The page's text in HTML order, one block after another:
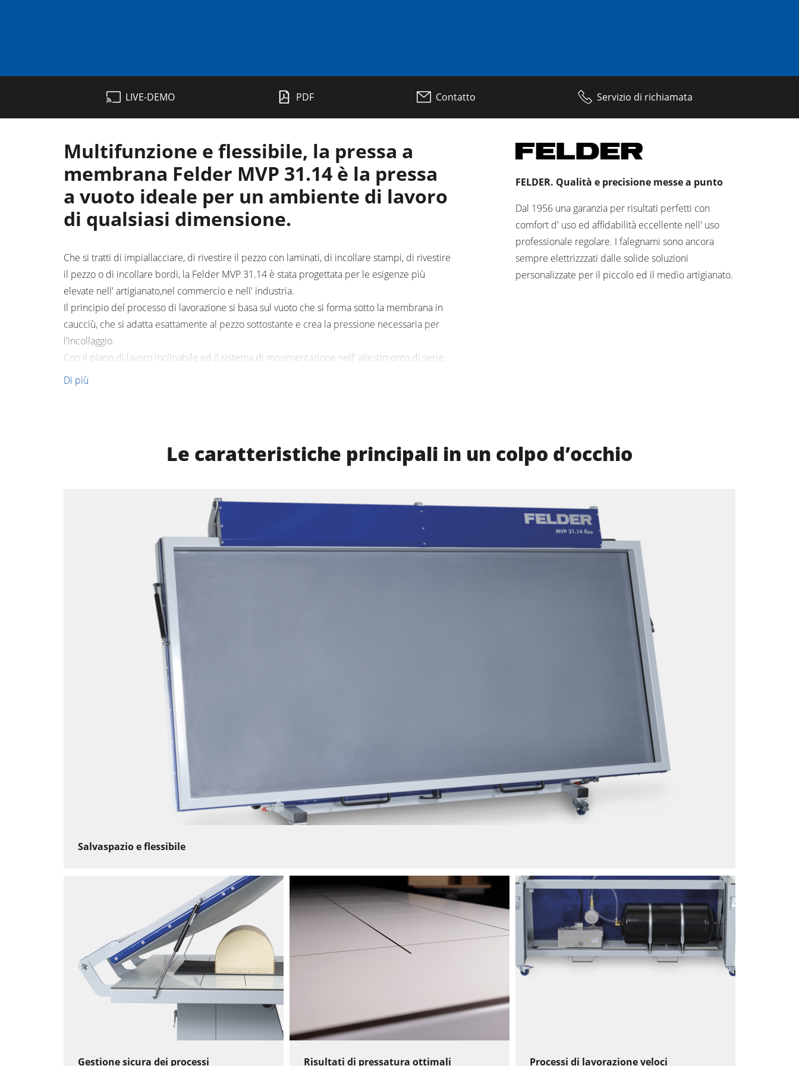
Toupie Seghe-Toupie
Bordatrici Calibratrici
Levigatrici a nastro largo e levigatrici bordi Spazzolatrici e levigatrici a spazzola
Seghe a nastro Cavatrici e Foratrici
Presse a caldo & presse a vuoto Aspiratori ad aria normale
Aspiratori ad aria pulita & depolveratori
Attrezzatura per falegnameria F4Solutions Software
Automazione & gestione del materiale
LIVE-DEMO PDF Contatto Servizio di richiamata
Multifunzione e flessibile, la pressa a
membrana Felder MVP 31.14 è la pressa
a vuoto ideale per un ambiente di lavoro
di qualsiasi dimensione.
Che si tratti di impiallacciare, di rivestire il pezzo con laminati, di incollare stampi, di rivestire
il pezzo o di incollare bordi, la Felder MVP 31.14 è stata progettata per le esigenze più
elevate nell' artigianato,nel commercio e nell' industria.
Il principio del processo di lavorazione si basa sul vuoto che si forma sotto la membrana in
caucciù, che si adatta esattamente al pezzo sottostante e crea la pressione necessaria per
l'incollaggio.
Con il piano di lavoro inclinabile ed il sistema di movimentazione nell' allestimento di serie,
la pompa a vuoto Felder MVP 31.14 è l' idele per gli ambienti di lavoro grandi e piccoli.
Di più
FELDER. Qualità e precisione messe a punto
Dal 1956 una garanzia per risultati perfetti con
comfort d' uso ed affidabilità eccellente nell' uso
professionale regolare. I falegnami sono ancora
sempre elettrizzzati dalle solide soluzioni
personalizzate per il piccolo ed il medio artigianato.
Le caratteristiche principali in un colpo d’occhio
Salvaspazio e flessibile
Gestione sicura dei processi Risultati di pressatura ottimali Processi di lavorazione veloci